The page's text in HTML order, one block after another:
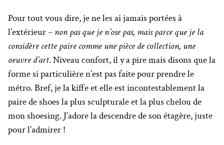
Pour tout vous dire, je ne les ai jamais portées à
l’extérieur – non pas que je n’ose pas, mais parce que je la
considère cette paire comme une pièce de collection, une
oeuvre d’art. Niveau confort, il y a pire mais disons que la
forme si particulière n’est pas faite pour prendre le
métro. Bref, je la kiffe et elle est incontestablement la
paire de shoes la plus sculpturale et la plus chelou de
mon shoesing. J’adore la descendre de son étagère, juste
pour l’admirer !